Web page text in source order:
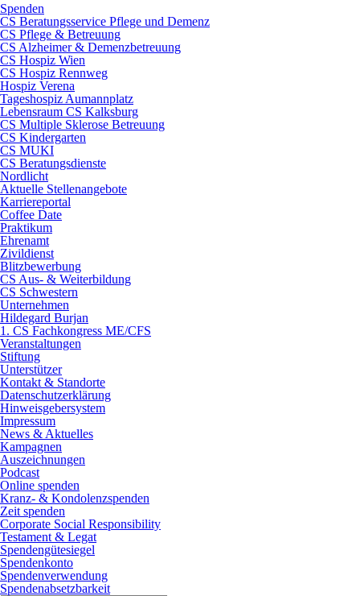
Spenden
CS Beratungsservice Pflege und Demenz
CS Pflege & Betreuung
CS Alzheimer & Demenzbetreuung
CS Hospiz Wien
CS Hospiz Rennweg
Hospiz Verena
Tageshospiz Aumannplatz
Lebensraum CS Kalksburg
CS Multiple Sklerose Betreuung
CS Kindergarten
CS MUKI
CS Beratungsdienste
Nordlicht
Aktuelle Stellenangebote
Karriereportal
Coffee Date
Praktikum
Ehrenamt
Zivildienst
Blitzbewerbung
CS Aus- & Weiterbildung
CS Schwestern
Unternehmen
Hildegard Burjan
1. CS Fachkongress ME/CFS
Veranstaltungen
Stiftung
Unterstützer
Kontakt & Standorte
Datenschutzerklärung
Hinweisgebersystem
Impressum
News & Aktuelles
Kampagnen
Auszeichnungen
Podcast
Online spenden
Kranz- & Kondolenzspenden
Zeit spenden
Corporate Social Responsibility
Testament & Legat
Spendengütesiegel
Spendenkonto
Spendenverwendung
Spendenabsetzbarkeit